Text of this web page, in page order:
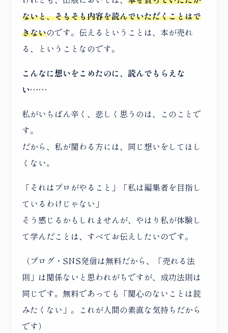
ABOUT
SERVICE
NEWS ＆ COLUMN
無料メール講座
特定商取引法に基づく表記
ないと、そもそも内容を読んでいただくことはで
きないのです。伝えるということは、本が売れ
る、ということなのです。
こんなに想いをこめたのに、読んでもらえな
い……
私がいちばん辛く、悲しく思うのは、このことで
す。
だから、私が関わる方には、同じ想いをしてほし
くない。
「それはプロがやること」「私は編集者を目指し
ているわけじゃない」
そう感じるかもしれませんが、やはり私が体験し
て学んだことは、すべてお伝えしたいのです。
（ブログ・SNS発信は無料だから、「売れる法
則」は関係ないと思われがちですが、成功法則は
同じです。無料であっても「関心のないことは読
みたくない」。これが人間の素直な気持ちだから
です）